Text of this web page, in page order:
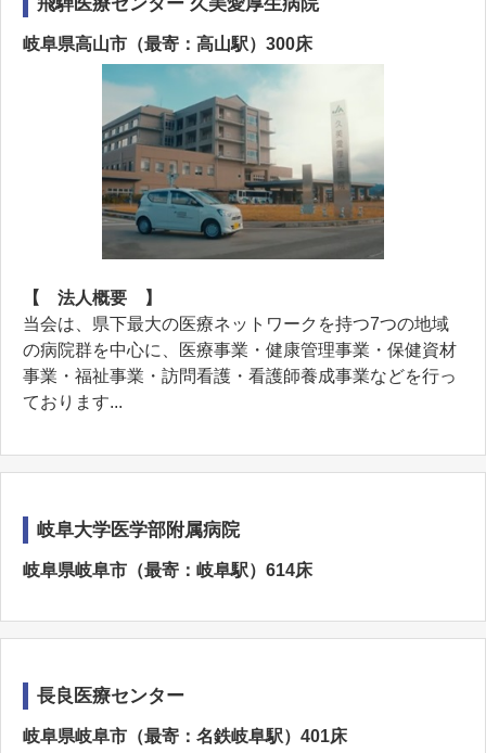
岐阜県高山市（最寄：高山駅）300床
【 法人概要 】
当会は、県下最大の医療ネットワークを持つ7つの地域
の病院群を中心に、医療事業・健康管理事業・保健資材
事業・福祉事業・訪問看護・看護師養成事業などを行っ
ております...
岐阜大学医学部附属病院
岐阜県岐阜市（最寄：岐阜駅）614床
長良医療センター
岐阜県岐阜市（最寄：名鉄岐阜駅）401床